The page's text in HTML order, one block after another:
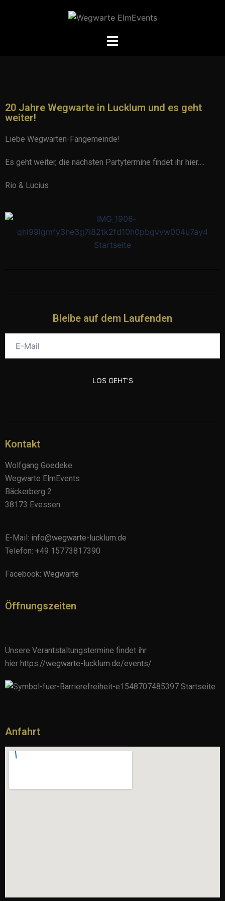
20 Jahre Wegwarte in Lucklum und es geht
weiter!
Liebe Wegwarten-Fangemeinde!
Es geht weiter, die nächsten Partytermine findet ihr hier….
Rio & Lucius
Bleibe auf dem Laufenden
Kontakt
Wolfgang Goedeke
Wegwarte ElmEvents
Bäckerberg 2
38173 Evessen
E-Mail: info@wegwarte-lucklum.de
Telefon: +49 15773817390
Facebook: Wegwarte
Öffnungszeiten
Unsere Verantstaltungstermine findet ihr
hier https://wegwarte-lucklum.de/events/
Anfahrt